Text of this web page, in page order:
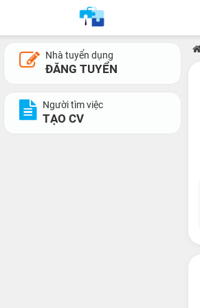
Nhà tuyển dụng
ĐĂNG TUYỂN
Người tìm việc
TẠO CV